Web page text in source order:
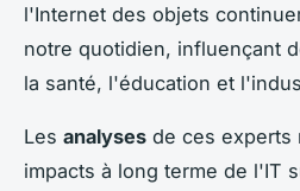
l'Internet des objets
notre quotidien, influençant
la santé, l'éducation et
Les analyses de ces experts
impacts à long terme de l'IT